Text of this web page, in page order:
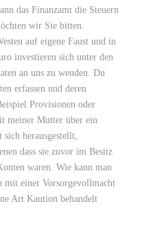
das Finanzamt die Steuern
wir Sie bitten.
auf eigene Faust und in
investieren sich unter den
an uns zu wenden. Du
erfassen und deren
Provisionen oder
meiner Mutter über ein
sich herausgestellt,
dass sie zuvor im Besitz
waren. Wie kann man
mit einer Vorsorgevollmacht
Art Kaution behandelt